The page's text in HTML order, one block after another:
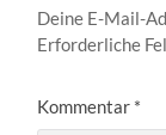
Deine E-Mail-
Erforderliche
Kommentar *